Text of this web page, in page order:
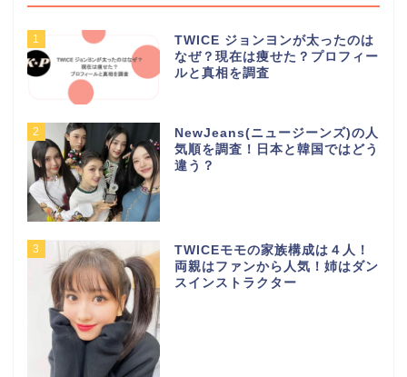
1
TWICE ジョンヨンが太ったのは
なぜ？現在は痩せた？プロフィー
ルと真相を調査
2
NewJeans(ニュージーンズ)の人
気順を調査！日本と韓国ではどう
違う？
3
TWICEモモの家族構成は４人！
両親はファンから人気！姉はダン
スインストラクター